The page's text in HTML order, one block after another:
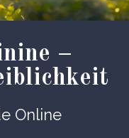
–
Online